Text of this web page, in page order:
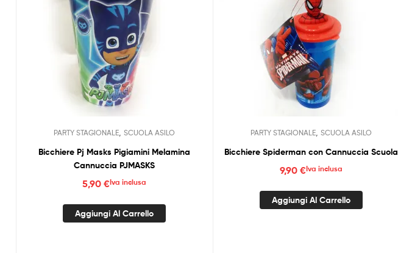
PARTY STAGIONALE ,SCUOLA ASILO
Bicchiere Pj Masks Pigiamini Melamina
Cannuccia PJMASKS
5,90€Iva inclusa
Aggiungi Al Carrello
PARTY STAGIONALE, SCUOLA ASILO
Bicchiere Spiderman con Cannuccia Scuola
9,90 €Iva inclusa
Aggiungi Al Carrello